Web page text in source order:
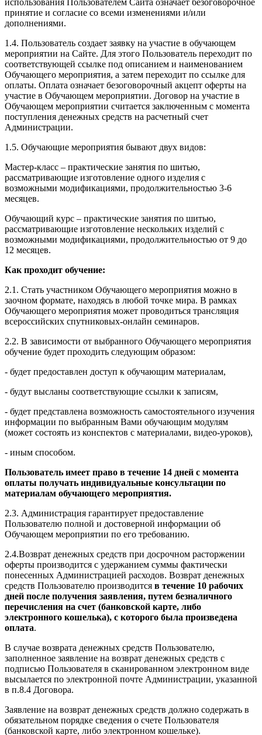
принятие и согласие со всеми изменениями и/или
дополнениями.
1.4. Пользователь создает заявку на участие в обучающем
мероприятии на Сайте. Для этого Пользователь переходит по
соответствующей ссылке под описанием и наименованием
Обучающего мероприятия, а затем переходит по ссылке для
оплаты. Оплата означает безоговорочный акцепт оферты на
участие в Обучающем мероприятии. Договор на участие в
Обучающем мероприятии считается заключенным с момента
поступления денежных средств на расчетный счет
Администрации.
1.5. Обучающие мероприятия бывают двух видов:
Мастер-класс – практические занятия по шитью,
рассматривающие изготовление одного изделия с
возможными модификациями, продолжительностью 3-6
месяцев.
Обучающий курс – практические занятия по шитью,
рассматривающие изготовление нескольких изделий с
возможными модификациями, продолжительностью от 9 до
12 месяцев.
Как проходит обучение:
2.1. Стать участником Обучающего мероприятия можно в
заочном формате, находясь в любой точке мира. В рамках
Обучающего мероприятия может проводиться трансляция
всероссийских спутниковых-онлайн семинаров.
2.2. В зависимости от выбранного Обучающего мероприятия
обучение будет проходить следующим образом:
- будет предоставлен доступ к обучающим материалам,
- будут высланы соответствующие ссылки к записям,
- будет представлена возможность самостоятельного изучения
информации по выбранным Вами обучающим модулям
(может состоять из конспектов с материалами, видео-уроков),
- иным способом.
Пользователь имеет право в течение 14 дней с момента
оплаты получать индивидуальные консультации по
материалам обучающего мероприятия.
2.3. Администрация гарантирует предоставление
Пользователю полной и достоверной информации об
Обучающем мероприятии по его требованию.
2.4.Возврат денежных средств при досрочном расторжении
оферты производится с удержанием суммы фактически
понесенных Администрацией расходов. Возврат денежных
средств Пользователю производится в течение 10 рабочих
дней после получения заявления, путем безналичного
перечисления на счет (банковской карте, либо
электронного кошелька), с которого была произведена
оплата.
В случае возврата денежных средств Пользователю,
заполненное заявление на возврат денежных средств с
подписью Пользователя в сканированном электронном виде
высылается по электронной почте Администрации, указанной
в п.8.4 Договора.
Заявление на возврат денежных средств должно содержать в
обязательном порядке сведения о счете Пользователя
(банковской карте, либо электронном кошельке).